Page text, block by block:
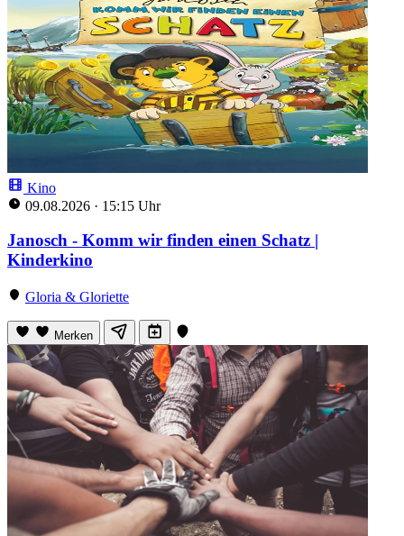
Kino
09.08.2026 · 15:15 Uhr
Janosch - Komm wir finden einen Schatz |
Kinderkino
Gloria & Gloriette
Merken